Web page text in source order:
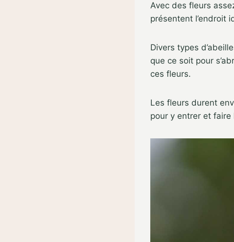
Avec des fleurs
présentent l’endroit
Divers types
que ce soit pour
ces fleurs.
Les fleurs durent
pour y entrer et faire